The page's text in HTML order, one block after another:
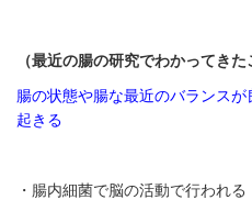
（最近の腸の研究でわかってきた
腸の状態や腸な最近のバランス
起きる
・腸内細菌で脳の活動で行われ